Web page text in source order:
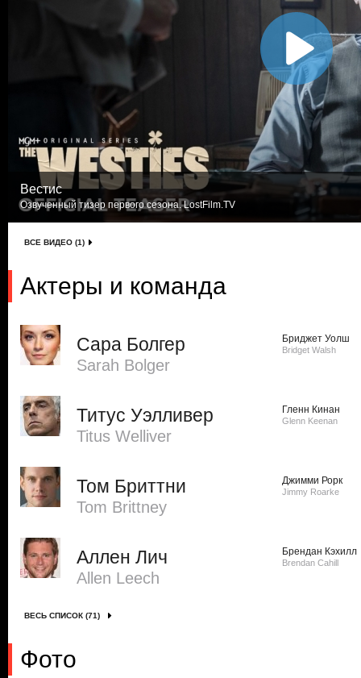
Вестис
Озвученный тизер первого сезона. LostFilm.TV
ВСЕ ВИДЕО (1)
Актеры и команда
Сара Болгер
Sarah Bolger
Бриджет Уолш
Bridget Walsh
Титус Уэлливер
Titus Welliver
Гленн Кинан
Glenn Keenan
Том Бриттни
Tom Brittney
Джимми Рорк
Jimmy Roarke
Аллен Лич
Allen Leech
Брендан Кэхилл
Brendan Cahill
ВЕСЬ СПИСОК (71)
Фото